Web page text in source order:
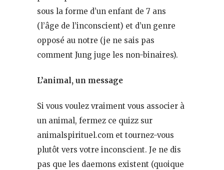
sous la forme d’un enfant de 7 ans
(l’âge de l’inconscient) et d’un genre
opposé au notre (je ne sais pas
comment Jung juge les non-binaires).
L’animal, un message
Si vous voulez vraiment vous associer à
un animal, fermez ce quizz sur
animalspirituel.com et tournez-vous
plutôt vers votre inconscient. Je ne dis
pas que les daemons existent (quoique